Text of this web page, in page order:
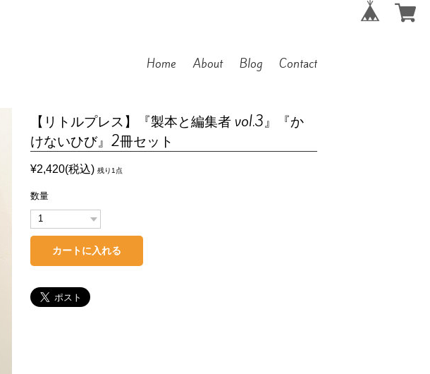
Home About Blog Contact
【リトルプレス】『製本と編集者 vol.3』『か
けないひび』2冊セット
¥2,420(税込)残り1点
数量